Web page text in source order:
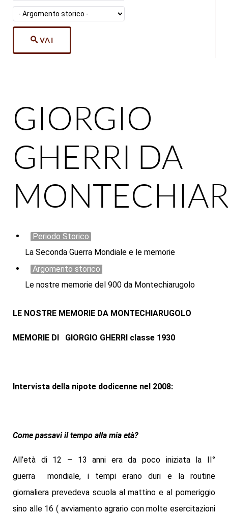
VAI
GIORGIO
GHERRI DA
Periodo Storico
La Seconda Guerra Mondiale e le memorie
Argomento storico
Le nostre memorie del 900 da Montechiarugolo
LE NOSTRE MEMORIE DA MONTECHIARUGOLO
MEMORIE DI GIORGIO GHERRI classe 1930
Intervista della nipote dodicenne nel 2008:
Come passavi il tempo alla mia età?
All’età di 12 – 13 anni era da poco iniziata la II°
guerra mondiale, i tempi erano duri e la routine
giornaliera prevedeva scuola al mattino e al pomeriggio
sino alle 16 ( avviamento agrario con molte esercitazioni